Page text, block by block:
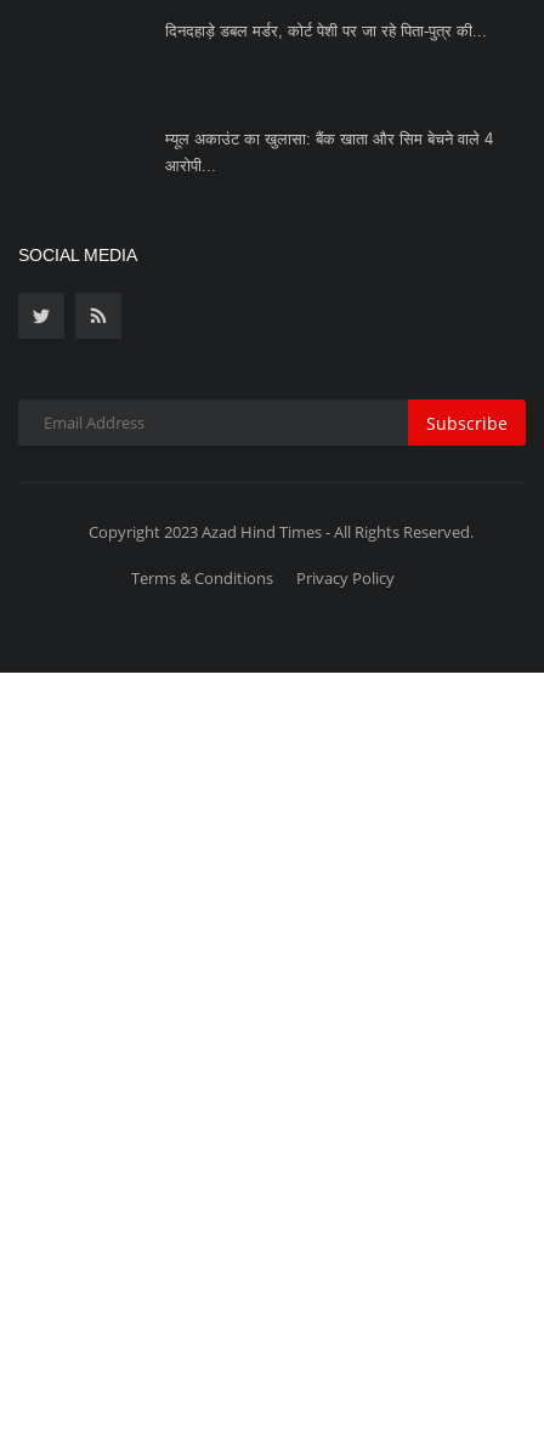
दिनदहाड़े डबल मर्डर, कोर्ट पेशी पर जा रहे पिता-पुत्र की...
म्यूल अकाउंट का खुलासा: बैंक खाता और सिम बेचने वाले 4
आरोपी...
SOCIAL MEDIA
Subscribe
Copyright 2023 Azad Hind Times - All Rights Reserved.
Terms & Conditions Privacy Policy